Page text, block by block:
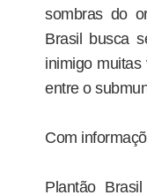
sombras do
Brasil busca
inimigo
entre o
Com
Plantão